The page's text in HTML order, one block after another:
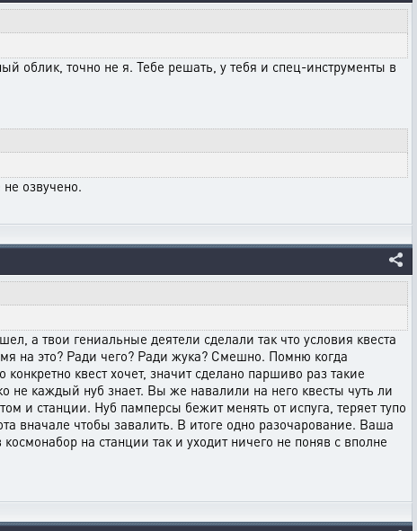
облик, точно не я. Тебе решать, у тебя и спец-инструменты в
озвучено.
а твои гениальные деятели сделали так что условия квеста
на это? Ради чего? Ради жука? Смешно. Помню когда
квест хочет, значит сделано паршиво раз такие
каждый нуб знает. Вы же навалили на него квесты чуть ли
и станции. Нуб памперсы бежит менять от испуга, теряет тупо
вначале чтобы завалить. В итоге одно разочарование. Ваша
на станции так и уходит ничего не поняв с вполне